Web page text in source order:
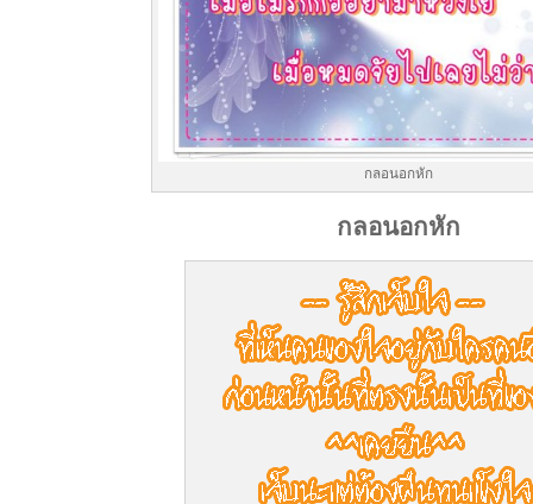
กลอนอกหัก
กลอนอกหัก